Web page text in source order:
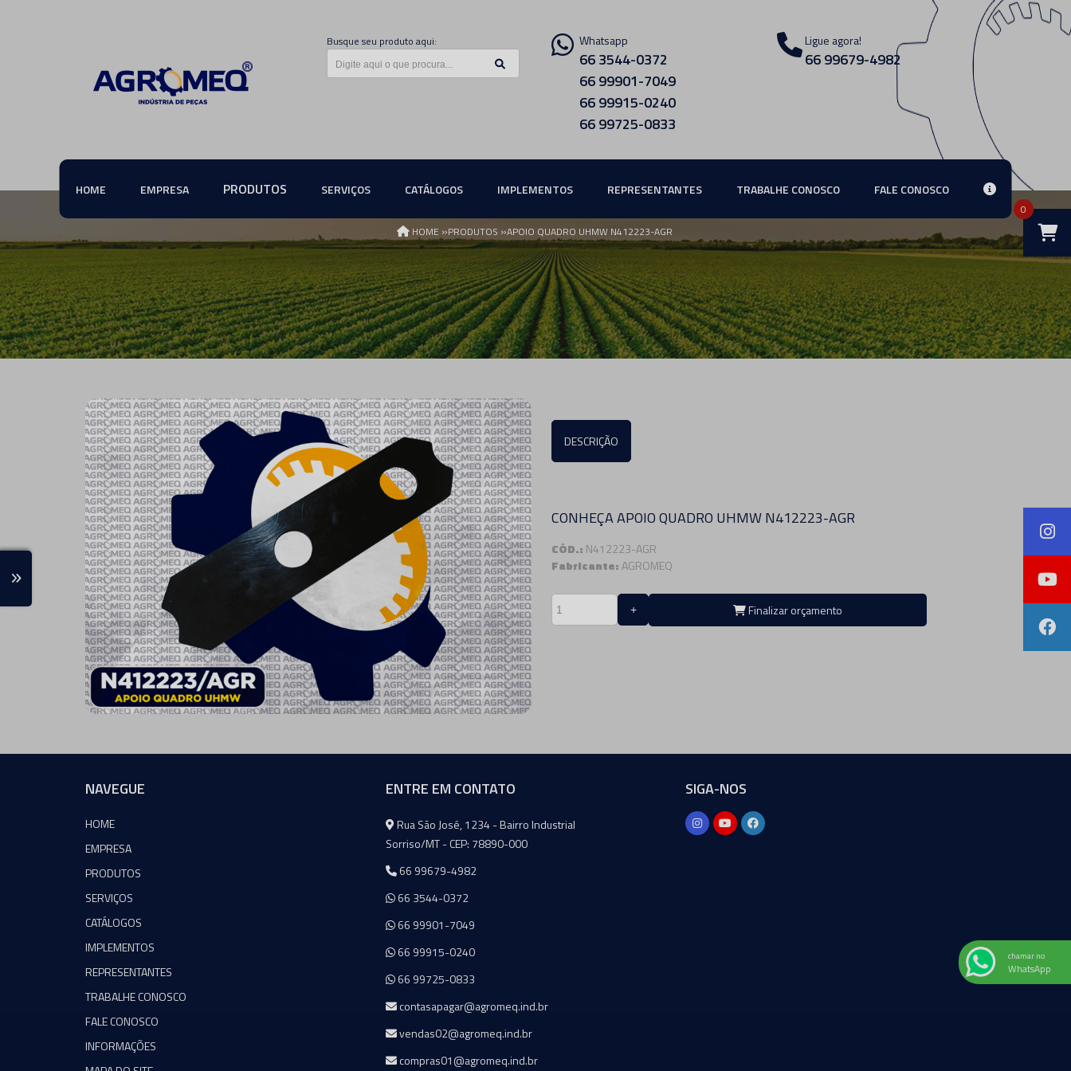
Busque seu produto aqui: Whatsapp
66 3544-0372
66 99901-7049
66 99915-0240
66 99725-0833
Ligue agora!
66 99679-4982
HOME EMPRESA PRODUTOS SERVIÇOS CATÁLOGOS IMPLEMENTOS REPRESENTANTES TRABALHE CONOSCO FALE CONOSCO
0
HOME »PRODUTOS »APOIO QUADRO UHMW N412223-AGR
DESCRIÇÃO
CONHEÇA APOIO QUADRO UHMW N412223-AGR
CÓD.: N412223-AGR
Fabricante:AGROMEQ
Finalizar orçamento
NAVEGUE
HOME
EMPRESA
PRODUTOS
SERVIÇOS
CATÁLOGOS
IMPLEMENTOS
REPRESENTANTES
TRABALHE CONOSCO
FALE CONOSCO
INFORMAÇÕES
ENTRE EM CONTATO
Agromeq
Rua São José, 1234 - Bairro Industrial
Sorriso/MT - CEP: 78890-000
66 99679-4982
66 3544-0372
66 99901-7049
66 99915-0240
66 99725-0833
contasapagar@agromeq.ind.br
vendas02@agromeq.ind.br
compras01@agromeq.ind.br
SIGA-NOS
chamar no
WhatsApp